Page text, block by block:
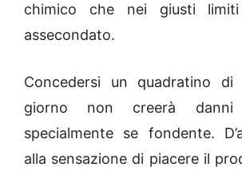
chimico che nei giusti
assecondato.
Concedersi un quadratino di
giorno non creerà
specialmente se fondente.
alla sensazione di piacere il